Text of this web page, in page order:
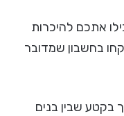
אתכם להיכרות
בחשבון שמדובר
בקטע שבין בנים